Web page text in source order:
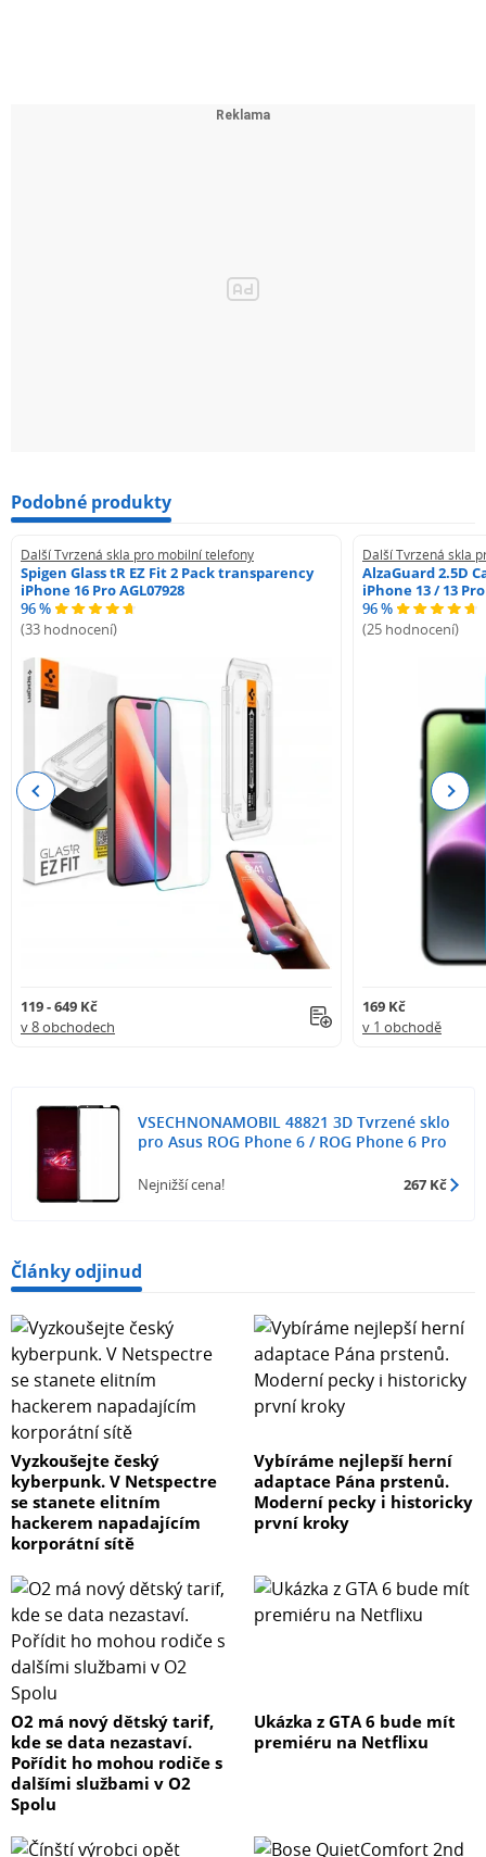
Podobné produkty
Další Tvrzená skla pro mobilní telefony
Spigen Glass tR EZ Fit 2 Pack transparency
iPhone 16 Pro AGL07928
96 %
(33 hodnocení)
119 - 649 Kč
v 8 obchodech
Další Tvrzená skla
AlzaGuard 2.5D
iPhone 13 / 13 Pro
96 %
(25 hodnocení)
169 Kč
v 1 obchodě
Previous Next
VSECHNONAMOBIL 48821 3D Tvrzené sklo
pro Asus ROG Phone 6 / ROG Phone 6 Pro
Nejnižší cena! 267 Kč
Články odjinud
Vyzkoušejte český
kyberpunk. V Netspectre
se stanete elitním
hackerem napadajícím
korporátní sítě
Vybíráme nejlepší herní
adaptace Pána prstenů.
Moderní pecky i historicky
první kroky
O2 má nový dětský tarif,
kde se data nezastaví.
Pořídit ho mohou rodiče s
dalšími službami v O2
Spolu
Ukázka z GTA 6 bude mít
premiéru na Netflixu